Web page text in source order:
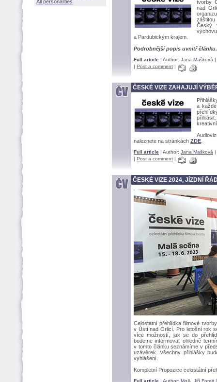
All personalities
tvorby
nad
záštitou
Český
a Pardubickým krajem.
Podrobnější popis uvnitř článku.
Full article | Author: Jana Maškov
| Post a comment |
ČESKÉ VIZE ZAHAJUJÍ
a
naleznete na stránkách ZDE
Full article | Author: Jana Maškov
| Post a comment |
ČESKÉ VIZE 2024, JÍZDNÍ
Celostátní přehlídka filmové
v Ústí nad Orlicí. Pro letošní rok
více možností, jak se do
budeme informovat ohledně
v tomto článku seznámíme v
uzávěrek. Všechny přihlášky
vyhlášení.
Kompletní Propozice celostátní
Full article | Author: MgA. Jiří Forejt